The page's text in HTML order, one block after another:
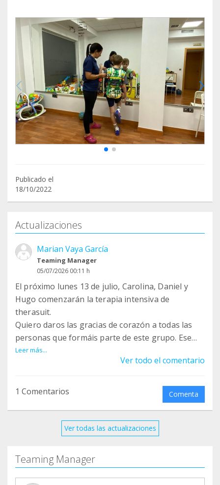
Publicado el
18/10/2022
Actualizaciones
Marian Vaya García
Teaming Manager
05/07/2026 00:11 h
El próximo lunes 13 de julio, Carolina, Daniel y
Hugo comenzarán la terapia intensiva de
therasuit.
Quiero daros las gracias de corazón a todas las
personas que formáis parte de este grupo. Ese
euro que aportáis cada mes puede parecer
pequeño, pero juntos hace posible algo tan
seguir trabajando por su movilidad, su autonomía
Gracias por caminar a nuestro lado, por creer en
una realidad.
Leer más...
Ver todo el comentario
1 Comentarios Comenta
Ver todas las actualizaciones
Teaming Manager